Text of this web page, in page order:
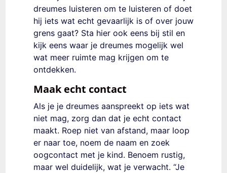
dreumes luisteren om te luisteren of doet
hij iets wat echt gevaarlijk is of over jouw
grens gaat? Sta hier ook eens bij stil en
kijk eens waar je dreumes mogelijk wel
wat meer ruimte mag krijgen om te
ontdekken.
Maak echt contact
Als je je dreumes aanspreekt op iets wat
niet mag, zorg dan dat je echt contact
maakt. Roep niet van afstand, maar loop
er naar toe, noem de naam en zoek
oogcontact met je kind. Benoem rustig,
maar wel duidelijk, wat je verwacht. “Je